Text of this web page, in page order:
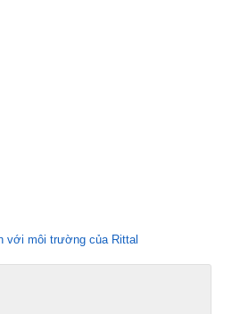
với môi trường của Rittal